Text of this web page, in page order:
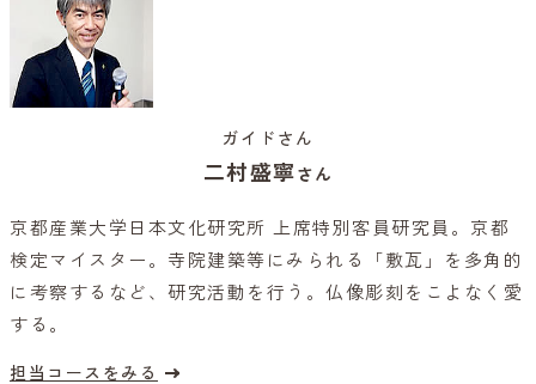
ガイドさん
二村盛寧さん
京都産業大学日本文化研究所 上席特別客員研究員。京都
検定マイスター。寺院建築等にみられる「敷瓦」を多角的
に考察するなど、研究活動を行う。仏像彫刻をこよなく愛
する。
担当コースをみる